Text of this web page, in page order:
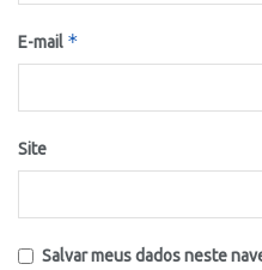
E-mail *
Site
Salvar meus dados neste